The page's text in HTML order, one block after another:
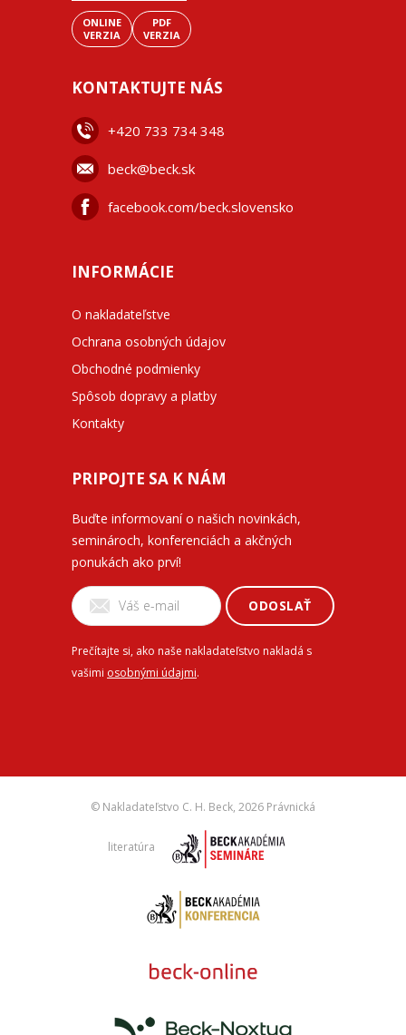
ONLINE
VERZIA
PDF
VERZIA
KONTAKTUJTE NÁS
+420 733 734 348
beck@beck.sk
facebook.com/beck.slovensko
INFORMÁCIE
O nakladateľstve
Ochrana osobných údajov
Obchodné podmienky
Spôsob dopravy a platby
Kontakty
PRIPOJTE SA K NÁM
Buďte informovaní o našich novinkách,
seminároch, konferenciách a akčných
ponukách ako prví!
ODOSLAŤ
Prečítajte si, ako naše nakladateľstvo nakladá s
vašimi osobnými údajmi.
© Nakladateľstvo C. H. Beck, 2026 Právnická
literatúra